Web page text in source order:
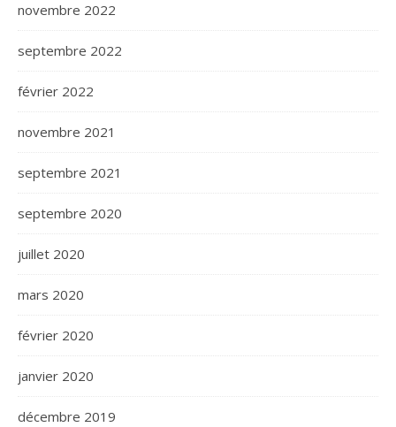
novembre 2022
septembre 2022
février 2022
novembre 2021
septembre 2021
septembre 2020
juillet 2020
mars 2020
février 2020
janvier 2020
décembre 2019